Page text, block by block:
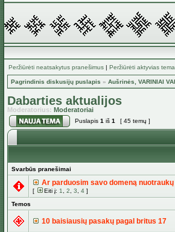
Peržiūrėti neatsakytus pranešimus | Peržiūrėti aktyvias
Pagrindinis diskusijų puslapis » Aušrinės, VARINIAI
Dabarties aktualijos
Moderatorius: Moderatoriai
Puslapis 1 iš 1 [ 45 temų ]
Svarbūs pranešimai
Ar parduosim savo domeną
[ Eiti į: 1 2 3 4 ]
Temos
10 baisiausių pasakų pagal britus 17